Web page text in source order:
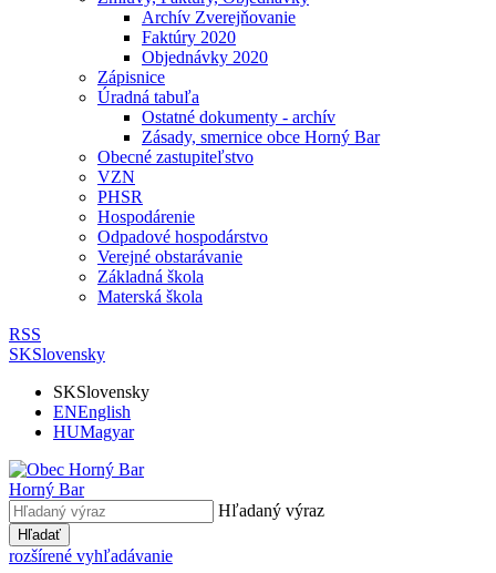
Archív Zverejňovanie
Faktúry 2020
Objednávky 2020
Zápisnice
Úradná tabuľa
Ostatné dokumenty - archív
Zásady, smernice obce Horný Bar
Obecné zastupiteľstvo
VZN
PHSR
Hospodárenie
Odpadové hospodárstvo
Verejné obstarávanie
Základná škola
Materská škola
RSS
SKSlovensky
SKSlovensky
ENEnglish
HUMagyar
Horný Bar
Hľadaný výraz
Hľadať
rozšírené vyhľadávanie